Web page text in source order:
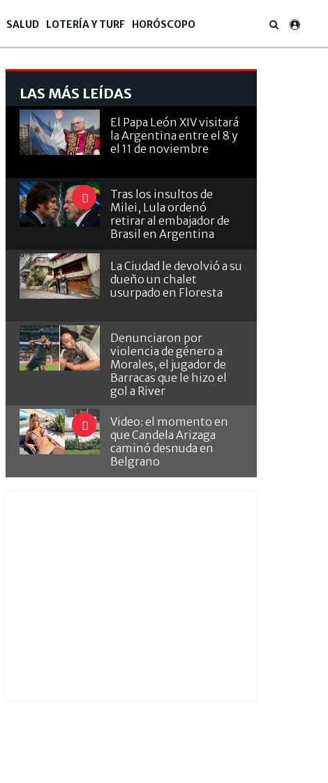
SALUD LOTERÍA Y TURF HORÓSCOPO
LAS MÁS LEÍDAS
El Papa León XIV visitará
la Argentina entre el 8 y
el 11 de noviembre
Tras los insultos de
Milei, Lula ordenó
retirar al embajador de
Brasil en Argentina
La Ciudad le devolvió a su
dueño un chalet
usurpado en Floresta
Denunciaron por
violencia de género a
Morales, el jugador de
Barracas que le hizo el
gol a River
Video: el momento en
que Candela Arizaga
caminó desnuda en
Belgrano